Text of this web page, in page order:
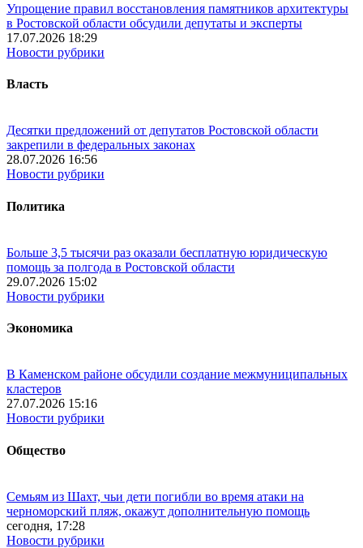
Упрощение правил восстановления памятников архитектуры
в Ростовской области обсудили депутаты и эксперты
17.07.2026 18:29
Новости рубрики
Власть
Десятки предложений от депутатов Ростовской области
закрепили в федеральных законах
28.07.2026 16:56
Новости рубрики
Политика
Больше 3,5 тысячи раз оказали бесплатную юридическую
помощь за полгода в Ростовской области
29.07.2026 15:02
Новости рубрики
Экономика
В Каменском районе обсудили создание межмуниципальных
кластеров
27.07.2026 15:16
Новости рубрики
Общество
Семьям из Шахт, чьи дети погибли во время атаки на
черноморский пляж, окажут дополнительную помощь
сегодня, 17:28
Новости рубрики